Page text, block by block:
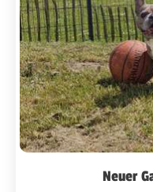
Neuer